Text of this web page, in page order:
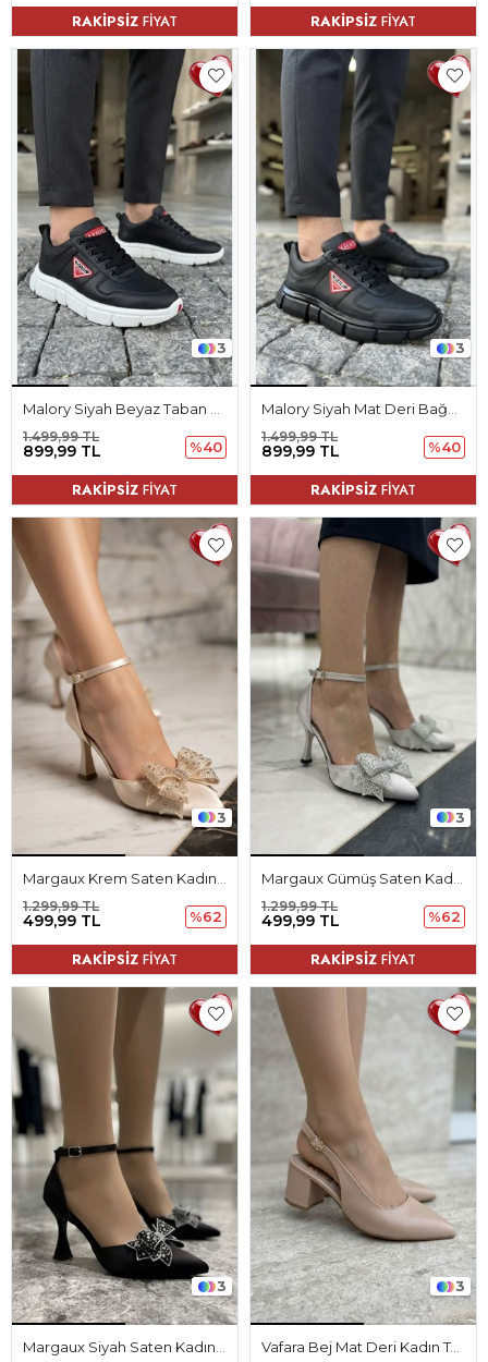
RAKİPSİZ FİYAT RAKİPSİZ FİYAT
3
899,99 TL
1.499,99 TL
%40
RAKİPSİZ FİYAT
3
899,99 TL
1.499,99 TL
%40
RAKİPSİZ FİYAT
3
499,99 TL
1.299,99 TL
%62
RAKİPSİZ FİYAT
3
499,99 TL
1.299,99 TL
%62
RAKİPSİZ FİYAT
3 3
Vafara Bej Mat Deri Kadın Topuklu Ayakkabı